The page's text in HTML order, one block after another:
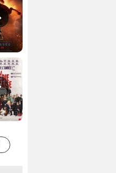
De la Comédie-Française Teaser VF